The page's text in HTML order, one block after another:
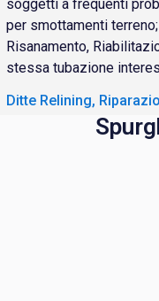
soggetti a frequenti
per smottamenti
Risanamento,
stessa tubazione
Ditte Relining,